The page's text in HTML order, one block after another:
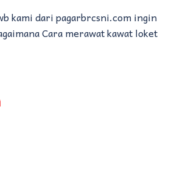
kami dari pagarbrcsni.com ingin
Cara merawat kawat loket